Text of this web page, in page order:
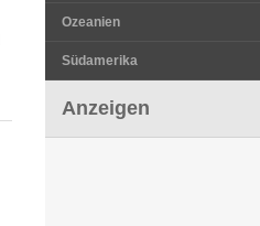
Ozeanien
Südamerika
Anzeigen